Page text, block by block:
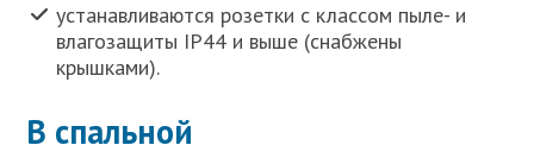
устанавливаются розетки с классом пыле- и
влагозащиты IP44 и выше (снабжены
крышками).
В спальной